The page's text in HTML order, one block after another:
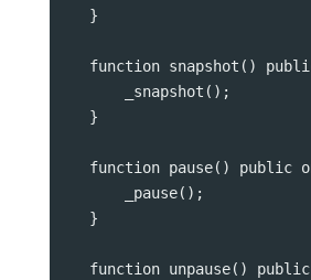
    }
function snapshot()
        _snapshot();
    }
function pause() public
        _pause();
    }
function unpause()